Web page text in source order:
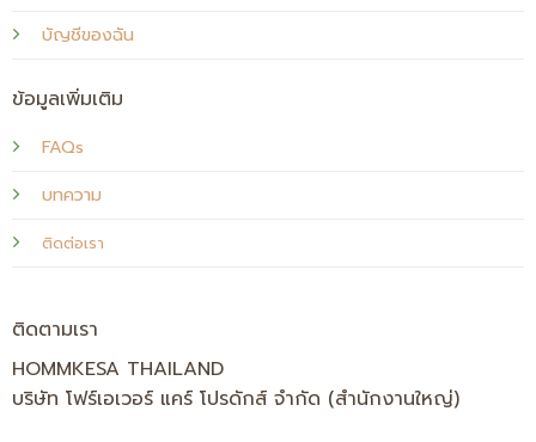
บัญชีของฉัน
ข้อมูลเพิ่มเติม
FAQs
บทความ
ติดต่อเรา
ติดตามเรา
HOMMKESA THAILAND
บริษัท โฟร์เอเวอร์ แคร์ โปรดักส์ จำกัด (สำนักงานใหญ่)